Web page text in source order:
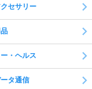
セサリー
・ヘルス
タ通信